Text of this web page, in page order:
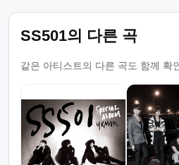
SS501의 다른 곡
같은 아티스트의 다른 곡도 함께 확